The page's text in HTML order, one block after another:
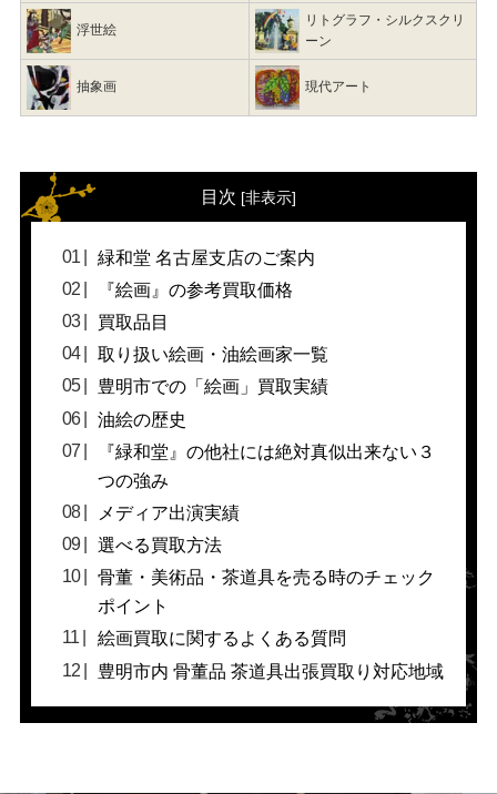
浮世絵
リトグラフ・シルクスクリ
ーン
抽象画 現代アート
目次 [非表示]
緑和堂 名古屋支店のご案内
『絵画』の参考買取価格
買取品目
取り扱い絵画・油絵画家一覧
豊明市での「絵画」買取実績
油絵の歴史
『緑和堂』の他社には絶対真似出来ない３
つの強み
メディア出演実績
選べる買取方法
骨董・美術品・茶道具を売る時のチェック
ポイント
絵画買取に関するよくある質問
豊明市内 骨董品 茶道具出張買取り対応地域